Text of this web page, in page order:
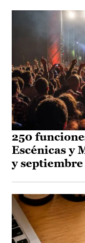
250
Escénicas y
y septiembre